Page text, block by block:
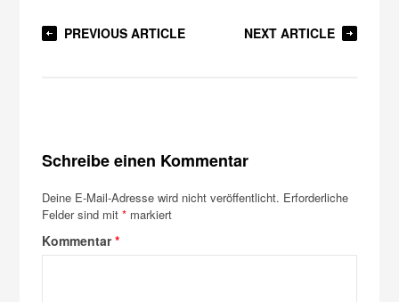
PREVIOUS ARTICLE NEXT ARTICLE
Schreibe einen Kommentar
Deine E-Mail-Adresse wird nicht veröffentlicht. Erforderliche
Felder sind mit* markiert
Kommentar*